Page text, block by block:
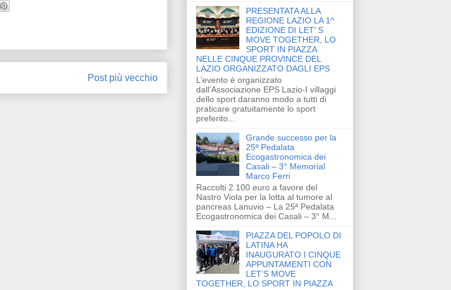
Post più vecchio
PRESENTATA ALLA
REGIONE LAZIO LA 1^
EDIZIONE DI LET’ S
MOVE TOGETHER, LO
SPORT IN PIAZZA
NELLE CINQUE PROVINCE DEL
LAZIO ORGANIZZATO DAGLI EPS
L’evento è organizzato
dall’Associazione EPS Lazio-I villaggi
dello sport daranno modo a tutti di
praticare gratuitamente lo sport
preferito...
Grande successo per la
25ª Pedalata
Ecogastronomica dei
Casali – 3° Memorial
Marco Ferri
Raccolti 2.100 euro a favore del
Nastro Viola per la lotta al tumore al
pancreas Lanuvio – La 25ª Pedalata
Ecogastronomica dei Casali – 3° M...
PIAZZA DEL POPOLO DI
LATINA HA
INAUGURATO I CINQUE
APPUNTAMENTI CON
LET’S MOVE
TOGETHER, LO SPORT IN PIAZZA